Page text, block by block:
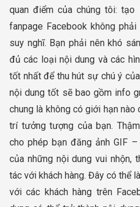
quan điểm của chúng tôi:
fanpage Facebook không
suy nghĩ. Bạn phải nên khó
đủ các loại nội dung và các
tốt nhất để thu hút sự chú ý
nội dung tốt sẽ bao gồm info
chung là không có giới hạn nào
trí tưởng tượng của bạn.
cho phép bạn đăng ảnh GIF
của những nội dung vui nhộn,
tác với khách hàng. Đây có thể
với các khách hàng trên